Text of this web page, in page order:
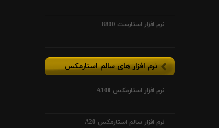
نرم افزار استارست 8800
نرم افزار های سالم استارمکس
نرم افزار استارمکس A100
نرم افزار سالم استارمکس A20